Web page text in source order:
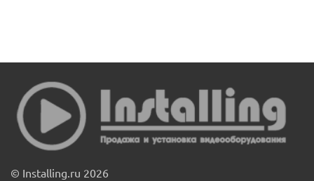
© Installing.ru 2026